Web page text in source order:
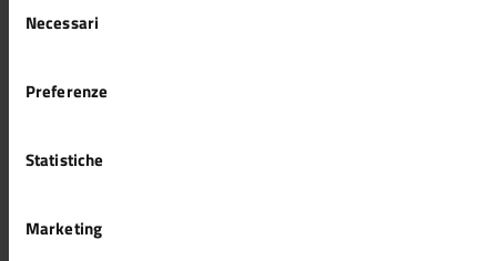
delNecessari
Preferenze
Statistiche
Marketing
Notizie
Eventi